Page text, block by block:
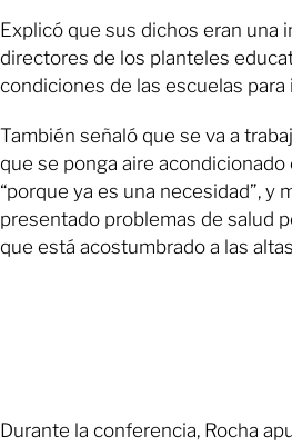
Explicó que sus dichos eran una
directores de los planteles
condiciones de las escuelas para
También señaló que se va a
que se ponga aire acondicionado
“porque ya es una necesidad”, y
presentado problemas de salud
que está acostumbrado a las
Durante la conferencia, Rocha